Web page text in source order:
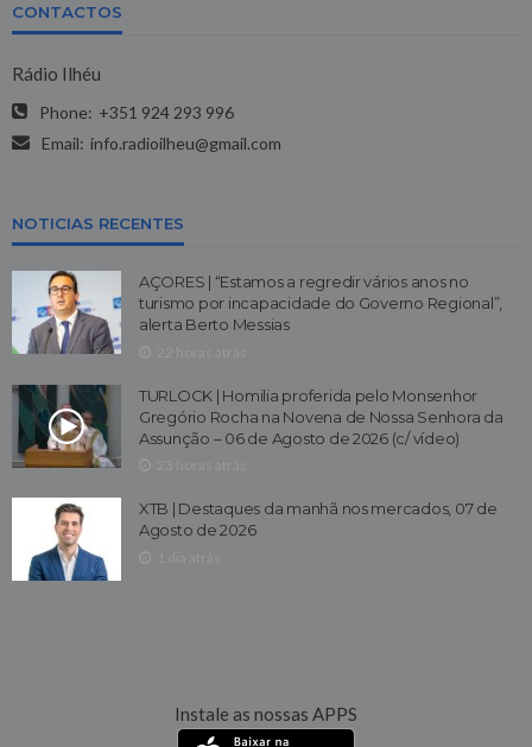
CONTACTOS
Rádio Ilhéu
Phone: +351 924 293 996
Email: info.radioilheu@gmail.com
NOTICIAS RECENTES
AÇORES | “Estamos a regredir vários anos no
turismo por incapacidade do Governo Regional”,
alerta Berto Messias
TURLOCK | Homilia proferida pelo Monsenhor
Gregório Rocha na Novena de Nossa Senhora da
Assunção – 06 de Agosto de 2026 (c/ vídeo)
XTB | Destaques da manhã nos mercados, 07 de
Agosto de 2026
Instale as nossas APPS